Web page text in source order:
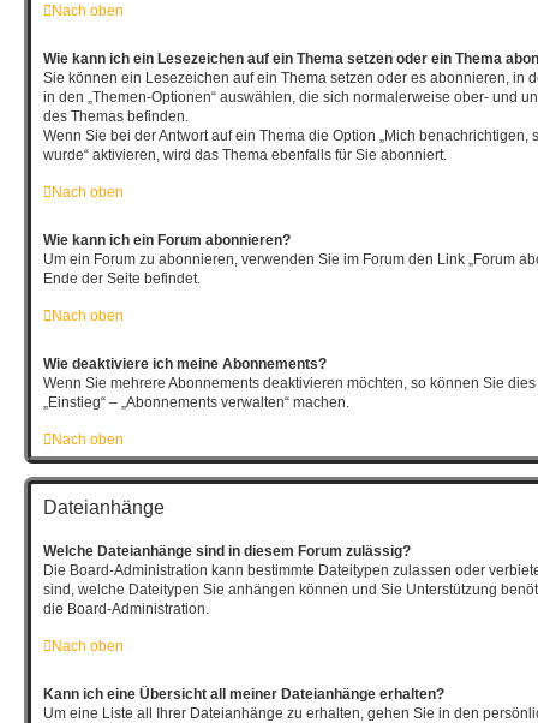
Nach oben
Wie kann ich ein Lesezeichen auf ein Thema setzen oder ein Thema
Sie können ein Lesezeichen auf ein Thema setzen oder es abonnieren, in
in den „Themen-Optionen“ auswählen, die sich normalerweise ober- und
des Themas befinden.
Wenn Sie bei der Antwort auf ein Thema die Option „Mich benachrichtigen,
wurde“ aktivieren, wird das Thema ebenfalls für Sie abonniert.
Nach oben
Wie kann ich ein Forum abonnieren?
Um ein Forum zu abonnieren, verwenden Sie im Forum den Link „Forum
Ende der Seite befindet.
Nach oben
Wie deaktiviere ich meine Abonnements?
Wenn Sie mehrere Abonnements deaktivieren möchten, so können Sie
„Einstieg“ – „Abonnements verwalten“ machen.
Nach oben
Dateianhänge
Welche Dateianhänge sind in diesem Forum zulässig?
Die Board-Administration kann bestimmte Dateitypen zulassen oder
sind, welche Dateitypen Sie anhängen können und Sie Unterstützung
die Board-Administration.
Nach oben
Kann ich eine Übersicht all meiner Dateianhänge erhalten?
Um eine Liste all Ihrer Dateianhänge zu erhalten, gehen Sie in den